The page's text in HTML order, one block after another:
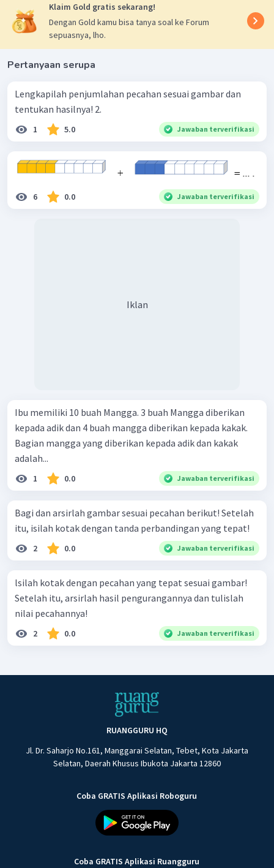
Klaim Gold gratis sekarang!
Dengan Gold kamu bisa tanya soal ke Forum
sepuasnya, lho.
Pertanyaan serupa
Lengkapilah penjumlahan pecahan sesuai gambar dan
tentukan hasilnya! 2.
1 5.0 Jawaban terverifikasi
6 0.0 Jawaban terverifikasi
Iklan
Ibu memiliki 10 buah Mangga. 3 buah Mangga diberikan
kepada adik dan 4 buah mangga diberikan kepada kakak.
Bagian mangga yang diberikan kepada adik dan kakak
adalah...
1 0.0 Jawaban terverifikasi
Bagi dan arsirlah gambar sesuai pecahan berikut! Setelah
itu, isilah kotak dengan tanda perbandingan yang tepat!
2 0.0 Jawaban terverifikasi
lsilah kotak dengan pecahan yang tepat sesuai gambar!
Setelah itu, arsirlah hasil pengurangannya dan tulislah
nilai pecahannya!
2 0.0 Jawaban terverifikasi
RUANGGURU HQ
Jl. Dr. Saharjo No.161, Manggarai Selatan, Tebet, Kota Jakarta
Selatan, Daerah Khusus Ibukota Jakarta 12860
Coba GRATIS Aplikasi Roboguru
Coba GRATIS Aplikasi Ruangguru